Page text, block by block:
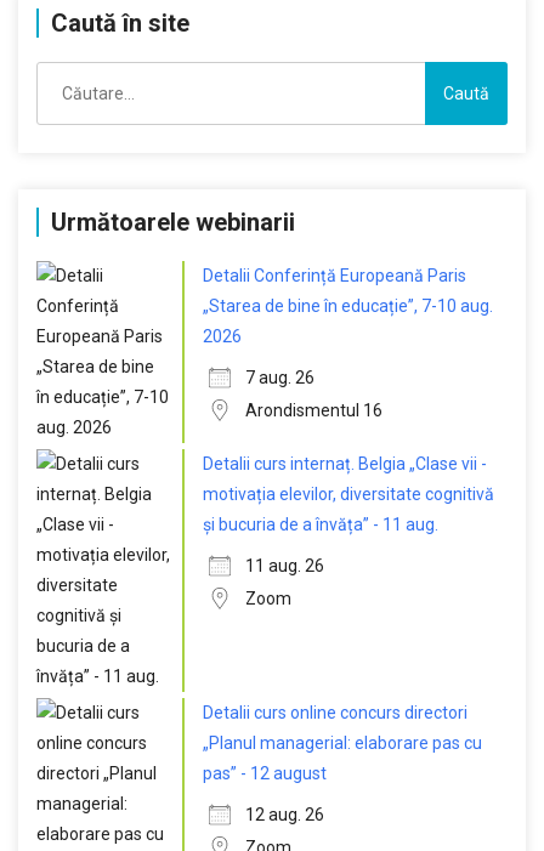
Caută în site
după:
Următoarele webinarii
Detalii Conferință Europeană Paris
„Starea de bine în educație”, 7-10 aug.
2026
7 aug. 26
Arondismentul 16
Detalii curs internaț. Belgia „Clase vii -
motivația elevilor, diversitate cognitivă
și bucuria de a învăța” - 11 aug.
11 aug. 26
Zoom
Detalii curs online concurs directori
„Planul managerial: elaborare pas cu
pas” - 12 august
12 aug. 26